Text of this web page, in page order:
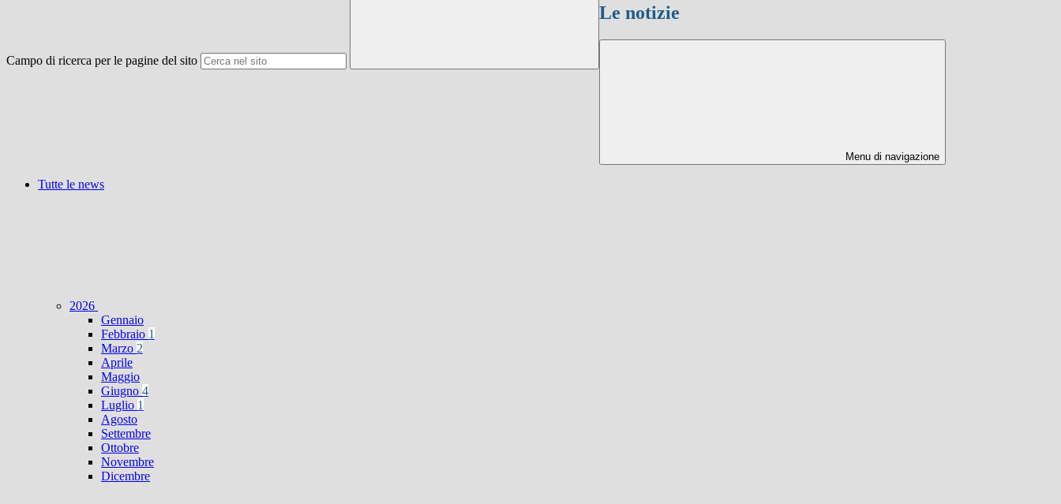
Campo di ricerca per le pagine del sito
Le notizie
Menu di navigazione
Tutte le news
2026
Gennaio
Febbraio 1
Marzo 2
Aprile
Maggio
Giugno 4
Luglio 1
Agosto
Settembre
Ottobre
Novembre
Dicembre